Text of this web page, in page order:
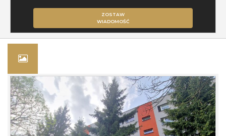
ZOSTAW
WIADOMOŚĆ